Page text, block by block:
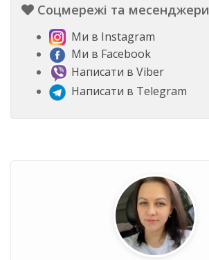
Соцмережі та месенджери
Ми в Instagram
Ми в Facebook
Написати в Viber
Написати в Telegram